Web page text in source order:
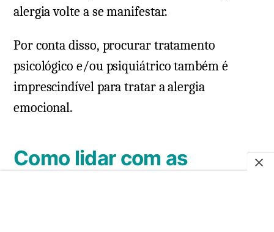
alergia volte a se manifestar.
Por conta disso, procurar tratamento
psicológico e/ou psiquiátrico também é
imprescindível para tratar a alergia
emocional.
Como lidar com as